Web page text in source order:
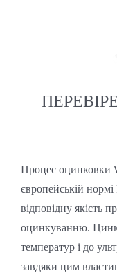
Процес оцинковки
європейській
відповідну якість
оцинкуванню.
температур і до
завдяки цим